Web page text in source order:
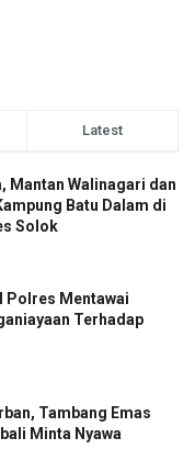
Latest
Mantan Walinagari dan
Batu Dalam di
Solok
Polres Mentawai
Terhadap
Tambang Emas
Minta Nyawa